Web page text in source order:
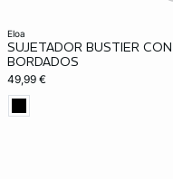
eloa
SUJETADOR BUSTIER CON
BORDADOS
49,99 €